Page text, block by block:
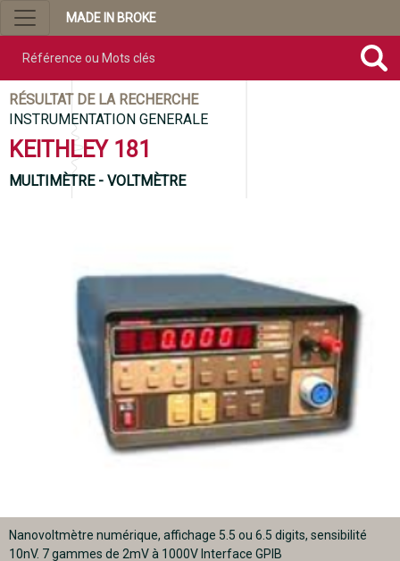
MADE IN BROKE
RÉSULTAT DE LA RECHERCHE
INSTRUMENTATION GENERALE
KEITHLEY 181
MULTIMÈTRE - VOLTMÈTRE
Nanovoltmètre numérique, affichage 5.5 ou 6.5 digits, sensibilité
10nV. 7 gammes de 2mV à 1000V Interface GPIB